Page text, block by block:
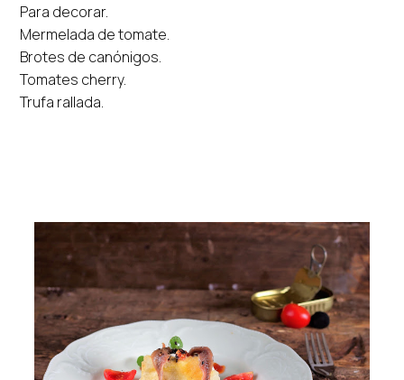
Para decorar.
Mermelada de tomate.
Brotes de canónigos.
Tomates cherry.
Trufa rallada.